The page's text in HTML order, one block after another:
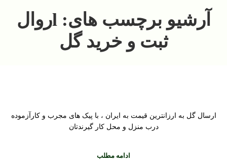
آرشیو برچسب های: lروال
ثبت و خرید گل
ارسال گل به ارزانترین قیمت به ایران ، با پیک های مجرب و کارآزموده
درب منزل و محل کار گیرندتان
ادامه مطلب